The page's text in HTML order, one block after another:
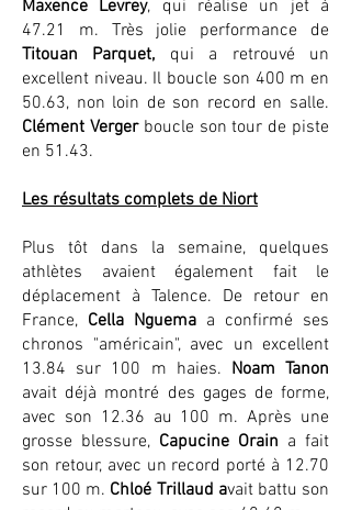
Maxence Levrey, qui réalise un jet à
47.21 m. Très jolie performance de
Titouan Parquet, qui a retrouvé un
excellent niveau. Il boucle son 400 m en
50.63, non loin de son record en salle.
Clément Verger boucle son tour de piste
en 51.43.
Les résultats complets de Niort
Plus tôt dans la semaine, quelques
athlètes avaient également fait le
déplacement à Talence. De retour en
France, Cella Nguema a confirmé ses
chronos "américain", avec un excellent
13.84 sur 100 m haies. Noam Tanon
avait déjà montré des gages de forme,
avec son 12.36 au 100 m. Après une
grosse blessure, Capucine Orain a fait
son retour, avec un record porté à 12.70
sur 100 m. Chloé Trillaud avait battu son